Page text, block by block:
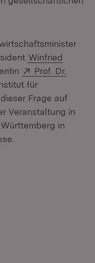
Fenster)
Winfried
Extern:
Prof. Dr.
für
Frage auf
Veranstaltung in
in